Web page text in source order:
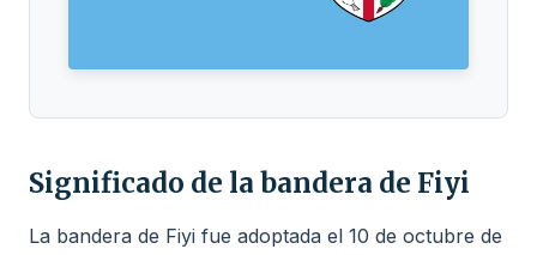
Significado de la bandera de Fiyi
La bandera de Fiyi fue adoptada el 10 de octubre de